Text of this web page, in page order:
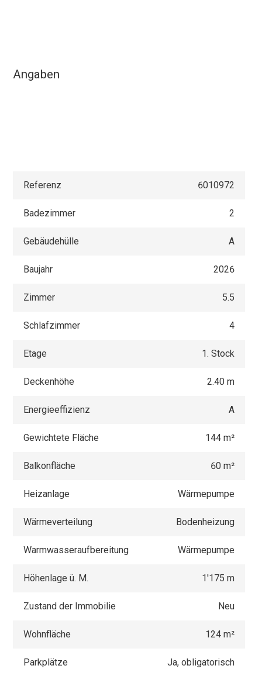
Angaben
Referenz 6010972
Badezimmer 2
Gebäudehülle A
Baujahr 2026
Zimmer 5.5
Schlafzimmer 4
Etage 1. Stock
Deckenhöhe 2.40 m
Energieeffizienz A
Gewichtete Fläche 144 m²
Balkonfläche 60 m²
Heizanlage Wärmepumpe
Wärmeverteilung Bodenheizung
Warmwasseraufbereitung Wärmepumpe
Höhenlage ü. M. 1'175 m
Zustand der Immobilie Neu
Wohnfläche 124 m²
Parkplätze Ja, obligatorisch